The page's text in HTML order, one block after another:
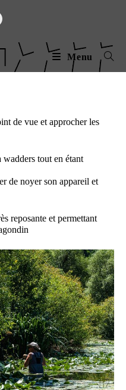
Menu
de vue et approcher les
tout en étant
de noyer son appareil et
reposante et permettant